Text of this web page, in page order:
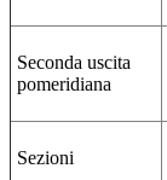
Seconda uscita
pomeridiana
Sezioni